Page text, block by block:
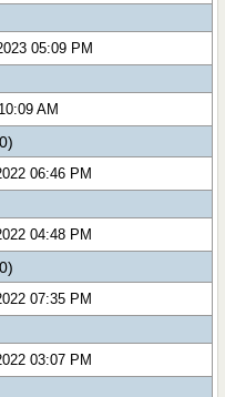
05:09 PM
AM
06:46 PM
04:48 PM
07:35 PM
03:07 PM